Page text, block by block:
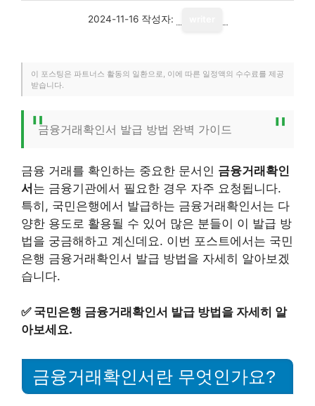
2024-11-16 작성자:
이 포스팅은 파트너스 활동의 일환으로, 이에 따른 일정액의 수수료를 제공
받습니다.
금융거래확인서 발급 방법 완벽 가이드
금융 거래를 확인하는 중요한 문서인 금융거래확인
서 는 금융기관에서 필요한 경우 자주 요청됩니다.
특히, 국민은행에서 발급하는 금융거래확인서는 다
양한 용도로 활용될 수 있어 많은 분들이 이 발급 방
법을 궁금해하고 계신데요. 이번 포스트에서는 국민
은행 금융거래확인서 발급 방법을 자세히 알아보겠
습니다.
✅ 국민은행 금융거래확인서 발급 방법을 자세히 알
아보세요.
금융거래확인서란 무엇인가요?